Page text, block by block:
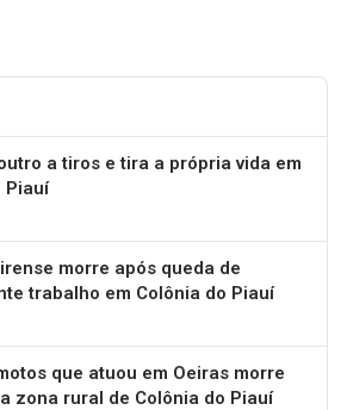
a tiros e tira a própria vida em
Piauí
morre após queda de
trabalho em Colônia do Piauí
que atuou em Oeiras morre
zona rural de Colônia do Piauí